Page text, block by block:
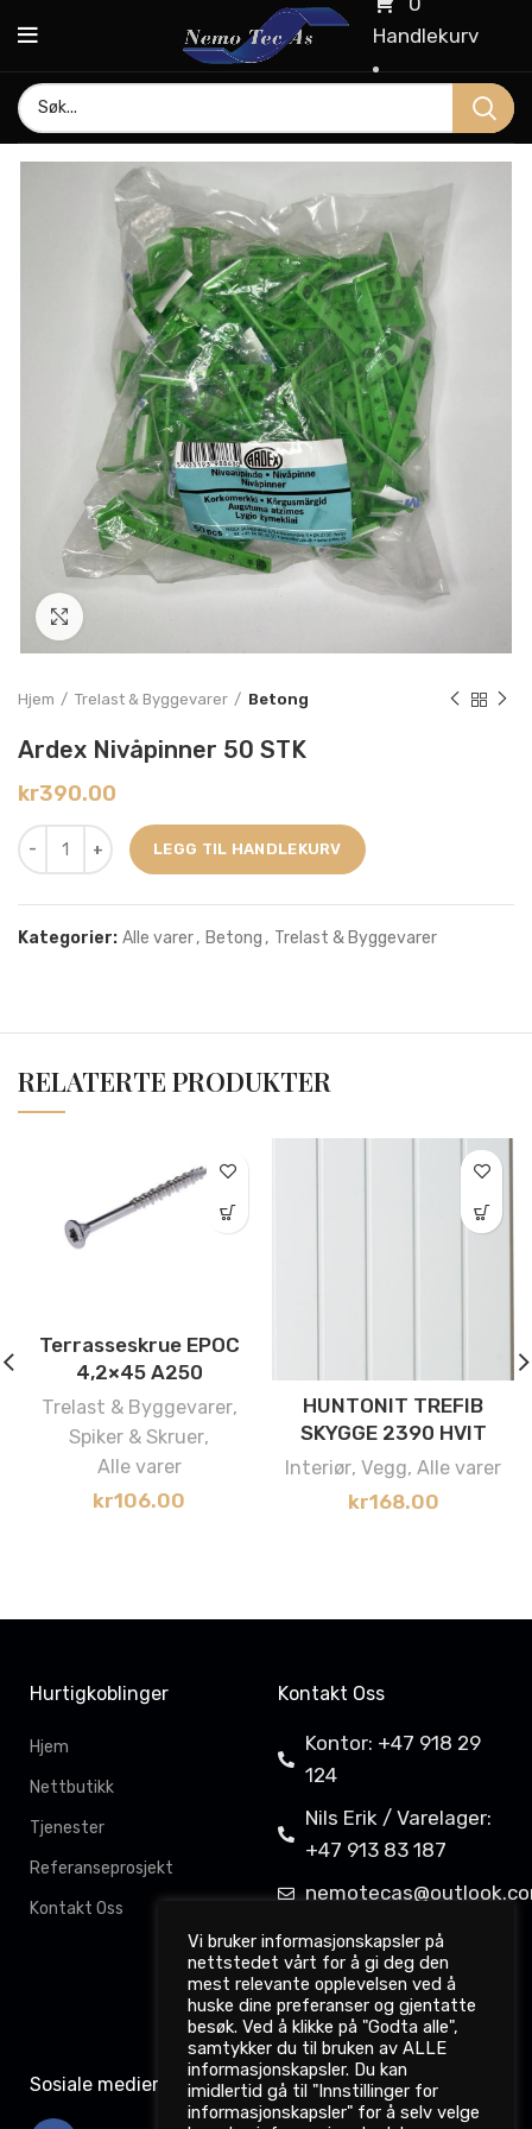
Handlekurv
Hjem Trelast & Byggevarer Betong
Ardex Nivåpinner 50 STK
kr390.00
LEGG TIL HANDLEKURV
Kategorier: Alle varer, Betong , Trelast & Byggevarer
RELATERTE PRODUKTER
Terrasseskrue EPOC
4,2×45 A250
Trelast & Byggevarer,
Spiker & Skruer,
Alle varer
kr106.00
HUNTONIT TREFIB
SKYGGE 2390 HVIT
Interiør, Vegg, Alle varer
kr168.00
Hurtigkoblinger
Hjem
Nettbutikk
Tjenester
Referanseprosjekt
Kontakt Oss
Kontakt Oss
Kontor: +47 918 29
124
Nils Erik / Varelager:
+47 913 83 187
Davit Gahkkorluodda
11,
9522 Kautokeino
Sosiale medier
Vi bruker informasjonskapsler på
nettstedet vårt for å gi deg den
mest relevante opplevelsen ved å
huske dine preferanser og gjentatte
besøk. Ved å klikke på "Godta alle",
samtykker du til bruken av ALLE
informasjonskapsler. Du kan
imidlertid gå til "Innstillinger for
informasjonskapsler" for å selv velge